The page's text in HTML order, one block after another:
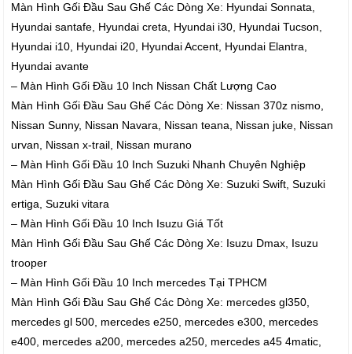
Màn Hình Gối Đầu Sau Ghế Các Dòng Xe: Hyundai Sonnata,
Hyundai santafe, Hyundai creta, Hyundai i30, Hyundai Tucson,
Hyundai i10, Hyundai i20, Hyundai Accent, Hyundai Elantra,
Hyundai avante
– Màn Hình Gối Đầu 10 Inch Nissan Chất Lượng Cao
Màn Hình Gối Đầu Sau Ghế Các Dòng Xe: Nissan 370z nismo,
Nissan Sunny, Nissan Navara, Nissan teana, Nissan juke, Nissan
urvan, Nissan x-trail, Nissan murano
– Màn Hình Gối Đầu 10 Inch Suzuki Nhanh Chuyên Nghiệp
Màn Hình Gối Đầu Sau Ghế Các Dòng Xe: Suzuki Swift, Suzuki
ertiga, Suzuki vitara
– Màn Hình Gối Đầu 10 Inch Isuzu Giá Tốt
Màn Hình Gối Đầu Sau Ghế Các Dòng Xe: Isuzu Dmax, Isuzu
trooper
– Màn Hình Gối Đầu 10 Inch mercedes Tại TPHCM
Màn Hình Gối Đầu Sau Ghế Các Dòng Xe: mercedes gl350,
mercedes gl 500, mercedes e250, mercedes e300, mercedes
e400, mercedes a200, mercedes a250, mercedes a45 4matic,